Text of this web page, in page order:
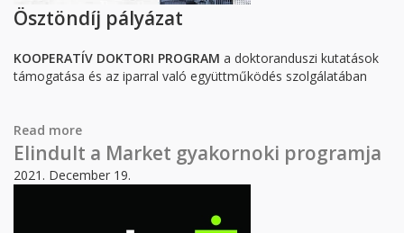
Ösztöndíj pályázat
KOOPERATÍV DOKTORI PROGRAM a doktoranduszi kutatások
támogatása és az iparral való együttműködés szolgálatában
Read more
Elindult a Market gyakornoki programja
2021. December 19.